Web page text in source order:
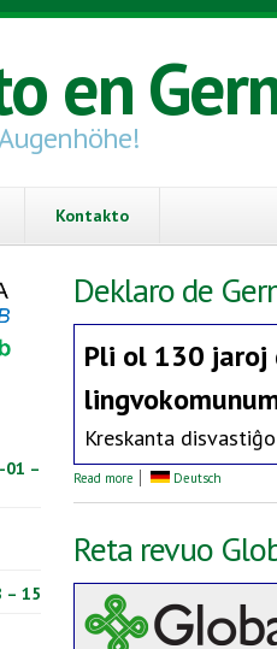
en
Kontakto
01 –
– 15
Deklaro de
Pli ol 130 jaroj
Kreskanta
Read more about Deklaro de
Deutsch
Reta revuo